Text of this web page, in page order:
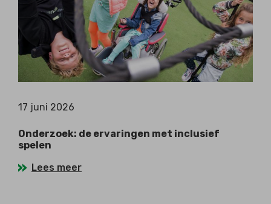
17 juni 2026
Onderzoek: de ervaringen met inclusief
spelen
Lees meer